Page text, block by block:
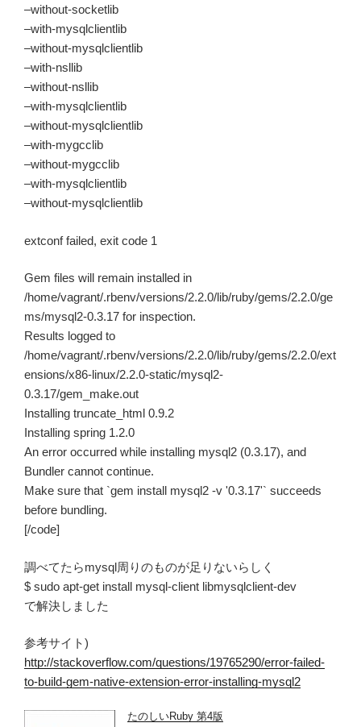
–without-socketlib
–with-mysqlclientlib
–without-mysqlclientlib
–with-nsllib
–without-nsllib
–with-mysqlclientlib
–without-mysqlclientlib
–with-mygcclib
–without-mygcclib
–with-mysqlclientlib
–without-mysqlclientlib
extconf failed, exit code 1
Gem files will remain installed in
/home/vagrant/.rbenv/versions/2.2.0/lib/ruby/gems/2.2.0/ge
ms/mysql2-0.3.17 for inspection.
Results logged to
/home/vagrant/.rbenv/versions/2.2.0/lib/ruby/gems/2.2.0/ext
ensions/x86-linux/2.2.0-static/mysql2-
0.3.17/gem_make.out
Installing truncate_html 0.9.2
Installing spring 1.2.0
An error occurred while installing mysql2 (0.3.17), and
Bundler cannot continue.
Make sure that `gem install mysql2 -v '0.3.17'` succeeds
before bundling.
[/code]
調べてたらmysql周りのものが足りないらしく
$ sudo apt-get install mysql-client libmysqlclient-dev
で解決しました
参考サイト)
http://stackoverflow.com/questions/19765290/error-failed-
to-build-gem-native-extension-error-installing-mysql2
たのしいRuby 第4版